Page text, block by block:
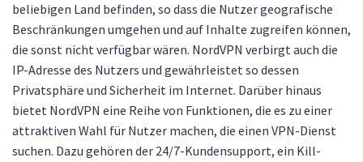
beliebigen Land befinden, so dass die Nutzer geografische
Beschränkungen umgehen und auf Inhalte zugreifen können,
die sonst nicht verfügbar wären. NordVPN verbirgt auch die
IP-Adresse des Nutzers und gewährleistet so dessen
Privatsphäre und Sicherheit im Internet. Darüber hinaus
bietet NordVPN eine Reihe von Funktionen, die es zu einer
attraktiven Wahl für Nutzer machen, die einen VPN-Dienst
suchen. Dazu gehören der 24/7-Kundensupport, ein Kill-